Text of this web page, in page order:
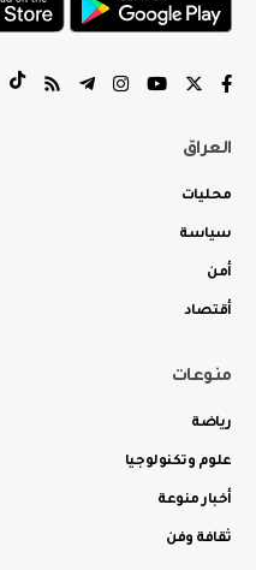
العراق
محليات
سياسة
أمن
أقتصاد
منوعات
رياضة
علوم وتكنولوجيا
أخبار منوعة
ثقافة وفن